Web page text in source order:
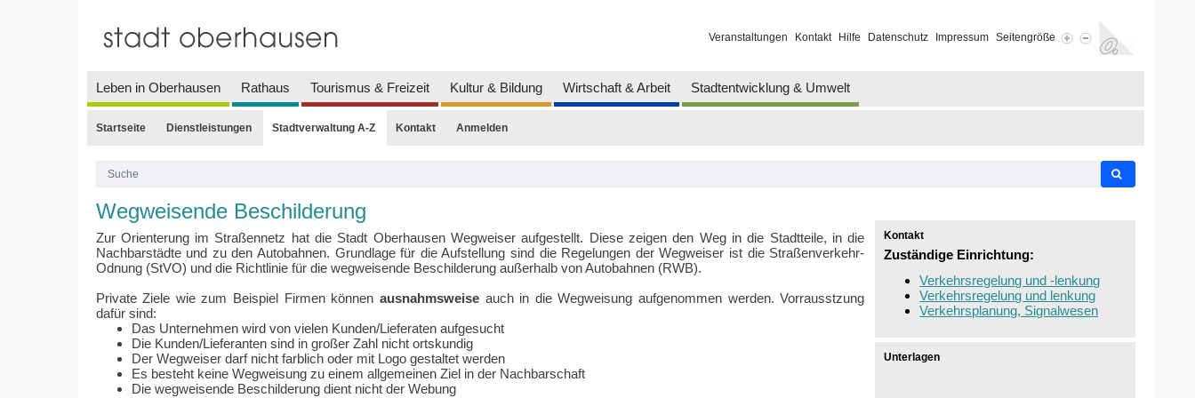
Veranstaltungen Kontakt Hilfe Datenschutz Impressum Seitengröße
Leben in Oberhausen Rathaus Tourismus & Freizeit Kultur & Bildung Wirtschaft & Arbeit Stadtentwicklung & Umwelt
Startseite Dienstleistungen Stadtverwaltung A-Z Kontakt Anmelden
Wegweisende Beschilderung
Zur Orienterung im Straßennetz hat die Stadt Oberhausen Wegweiser aufgestellt. Diese zeigen den Weg in die Stadtteile, in die
Nachbarstädte und zu den Autobahnen. Grundlage für die Aufstellung sind die Regelungen der Wegweiser ist die Straßenverkehr-
Odnung (StVO) und die Richtlinie für die wegweisende Beschilderung außerhalb von Autobahnen (RWB).
Private Ziele wie zum Beispiel Firmen können ausnahmsweiseauch in die Wegweisung aufgenommen werden. Vorrausstzung
dafür sind:
Das Unternehmen wird von vielen Kunden/Lieferaten aufgesucht
Die Kunden/Lieferanten sind in großer Zahl nicht ortskundig
Der Wegweiser darf nicht farblich oder mit Logo gestaltet werden
Es besteht keine Wegweisung zu einem allgemeinen Ziel in der Nachbarschaft
Die wegweisende Beschilderung dient nicht der Webung
Kontakt
Zuständige Einrichtung:
Verkehrsregelung und -lenkung
Verkehrsregelung und lenkung
Verkehrsplanung, Signalwesen
Unterlagen